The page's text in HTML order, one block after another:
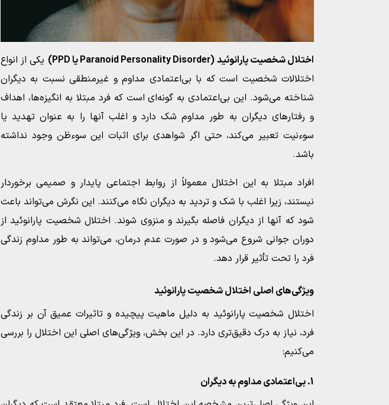
اختلال شخصیت پارانوئید (Paranoid Personality Disorder یا PPD)
یکی از انواع
اختلالات شخصیت است که با بی‌اعتمادی مداوم و غیرمنطقی نسبت به دیگران
شناخته می‌شود. این بی‌اعتمادی به گونه‌ای است که فرد مبتلا به انگیزه‌ها، اهداف
و رفتارهای دیگران به طور مداوم شک دارد و اغلب آنها را به عنوان تهدید یا
سوءنیت تعبیر می‌کند، حتی اگر شواهدی برای اثبات این سوءظن وجود نداشته
باشد.
افراد مبتلا به این اختلال معمولاً از روابط اجتماعی پایدار و صمیمی برخوردار
نیستند، زیرا اغلب با شک و تردید به دیگران نگاه می‌کنند. این نگرش می‌تواند باعث
شود که آنها از دیگران فاصله بگیرند و منزوی شوند. اختلال شخصیت پارانوئید از
دوران جوانی شروع می‌شود و در صورت عدم درمان، می‌تواند به طور مداوم زندگی
فرد را تحت تأثیر قرار دهد.
ویژگی‌های اصلی اختلال شخصیت پارانوئید
اختلال شخصیت پارانوئید به دلیل ماهیت پیچیده و تاثیرات عمیق آن بر زندگی
فرد، نیاز به درک دقیق‌تری دارد. در این بخش، ویژگی‌های اصلی این اختلال را بررسی
می‌کنیم:
1. بی‌اعتمادی مداوم به دیگران